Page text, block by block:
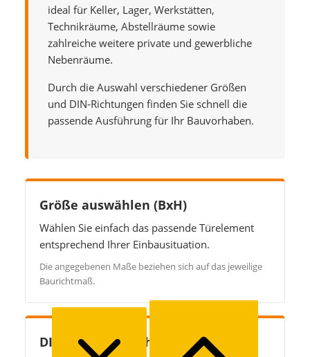
ideal für Keller, Lager, Werkstätten,
Technikräume, Abstellräume sowie
zahlreiche weitere private und gewerbliche
Nebenräume.
Durch die Auswahl verschiedener Größen
und DIN-Richtungen finden Sie schnell die
passende Ausführung für Ihr Bauvorhaben.
Größe auswählen (BxH)
Wählen Sie einfach das passende Türelement
entsprechend Ihrer Einbausituation.
Die angegebenen Maße beziehen sich auf das jeweilige
Baurichtmaß.
DIN-Richtung wählen